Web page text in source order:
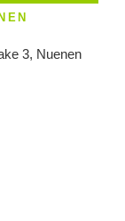
3, Nuenen